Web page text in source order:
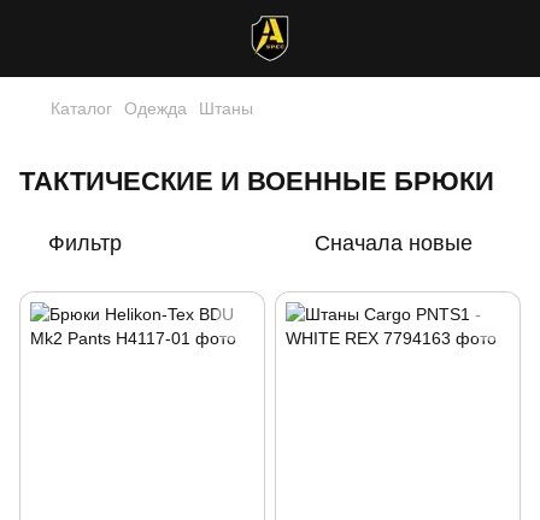
Каталог Одежда Штаны
ТАКТИЧЕСКИЕ И ВОЕННЫЕ БРЮКИ
Фильтр Сначала новые